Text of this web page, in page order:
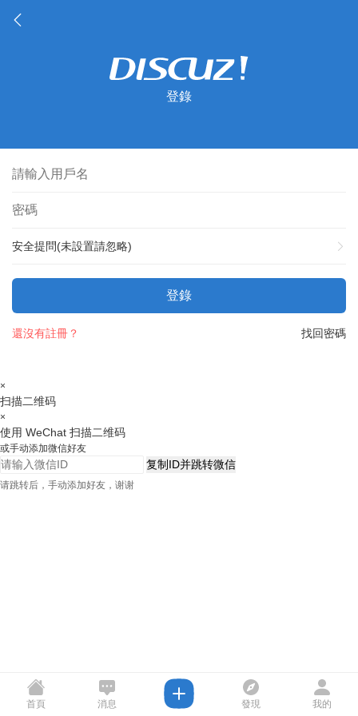
登錄
安全提問(未設置請忽略)
登錄
找回密碼
還沒有註冊？
×
扫描二维码
×
使用 WeChat 扫描二维码
或手动添加微信好友
复制ID并跳转微信
请跳转后，手动添加好友，谢谢
首頁 消息 發現 我的